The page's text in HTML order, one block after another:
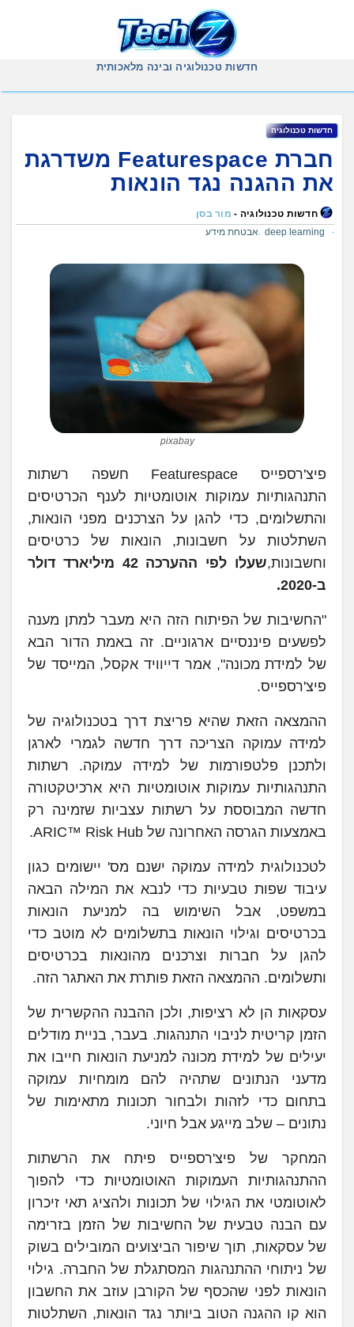
חדשות טכנולוגיה ובינה מלאכותית
חדשות טכנולוגיה
חברת Featurespace משדרגת
את ההגנה נגד הונאות
חדשות טכנולוגיה - מור בסן
deep learning
אבטחת מידע
pixabay
פיצ'רספייס Featurespace חשפה רשתות
התנהגותיות עמוקות אוטומטיות לענף הכרטיסים
והתשלומים, כדי להגן על הצרכנים מפני הונאות,
השתלטות על חשבונות, הונאות של כרטיסים
וחשבונות,
שעלו לפי ההערכה 42 מיליארד דולר
ב-2020.
"החשיבות של הפיתוח הזה היא מעבר למתן מענה
לפשעים פיננסיים ארגוניים. זה באמת הדור הבא
של למידת מכונה", אמר דייוויד אקסל, המייסד של
פיצ'רספייס.
ההמצאה הזאת שהיא פריצת דרך בטכנולוגיה של
למידה עמוקה הצריכה דרך חדשה לגמרי לארגן
ולתכנן פלטפורמות של למידה עמוקה. רשתות
התנהגותיות עמוקות אוטומטיות היא ארכיטקטורה
חדשה המבוססת על רשתות עצביות שזמינה רק
באמצעות הגרסה האחרונה של ARIC™ Risk Hub.
לטכנולוגית למידה עמוקה ישנם מס' יישומים כגון
עיבוד שפות טבעיות כדי לנבא את המילה הבאה
במשפט, אבל השימוש בה למניעת הונאות
בכרטיסים וגילוי הונאות בתשלומים לא מוטב כדי
להגן על חברות וצרכנים מהונאות בכרטיסים
ותשלומים. ההמצאה הזאת פותרת את האתגר הזה.
עסקאות הן לא רציפות, ולכן ההבנה ההקשרית של
הזמן קריטית לניבוי התנהגות. בעבר, בניית מודלים
יעילים של למידת מכונה למניעת הונאות חייבו את
מדעני הנתונים שתהיה להם מומחיות עמוקה
בתחום כדי לזהות ולבחור תכונות מתאימות של
נתונים – שלב מייגע אבל חיוני.
המחקר של פיצ'רספייס פיתח את הרשתות
ההתנהגותיות העמוקות האוטומטיות כדי להפוך
לאוטומטי את הגילוי של תכונות ולהציג תאי זיכרון
עם הבנה טבעית של החשיבות של הזמן בזרימה
של עסקאות, תוך שיפור הביצועים המובילים בשוק
של ניתוחי ההתנהגות המסתגלת של החברה. גילוי
הונאות לפני שהכסף של הקורבן עוזב את החשבון
הוא קו ההגנה הטוב ביותר נגד הונאות, השתלטות